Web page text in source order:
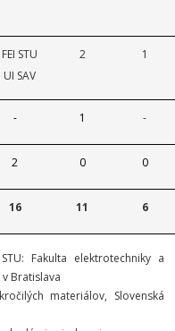
STU
UI SAV
2 1
- 1 -
2 0 0
16 11 6
Fakulta elektrotechniky a
Bratislava
materiálov, Slovenská